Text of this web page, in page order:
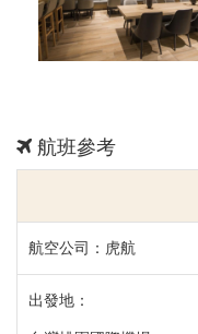
航班參考
虎航